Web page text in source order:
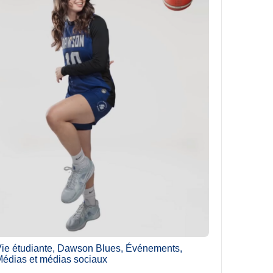
étudiante, Dawson Blues, Événements,
et médias sociaux